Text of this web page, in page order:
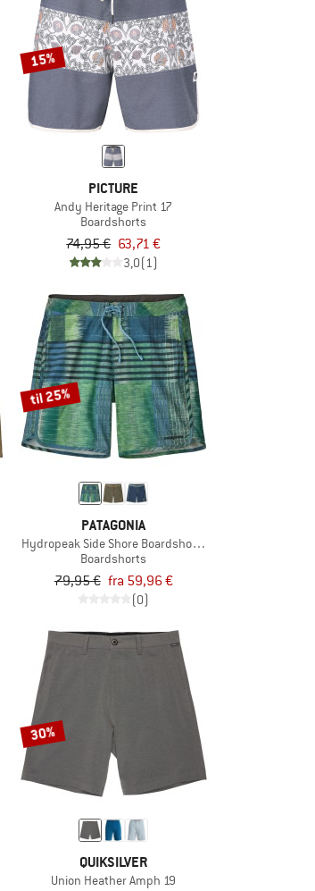
15%
PICTURE
Andy Heritage Print 17
Boardshorts
74,95 € 63,71 €
3,0(1)
til 25%
PATAGONIA
Hydropeak Side Shore Boardshorts 18''
Boardshorts
79,95 € fra 59,96 €
(0)
30%
QUIKSILVER
Union Heather Amph 19